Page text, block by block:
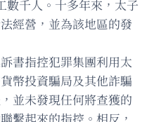
數千人。十多年來，太子
經營，並為該地區的發
書指控犯罪集團利用太
幣投資騙局及其他詐騙
並未發現任何將查獲的
繫起來的指控。相反，